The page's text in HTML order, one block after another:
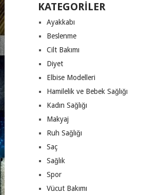
KATEGORILER
Ayakkabı
Beslenme
Cilt Bakımı
Diyet
Elbise Modelleri
Hamilelik ve Bebek Sağlığı
Kadın Sağlığı
Makyaj
Ruh Sağlığı
Saç
Sağlık
Spor
Vücut Bakımı